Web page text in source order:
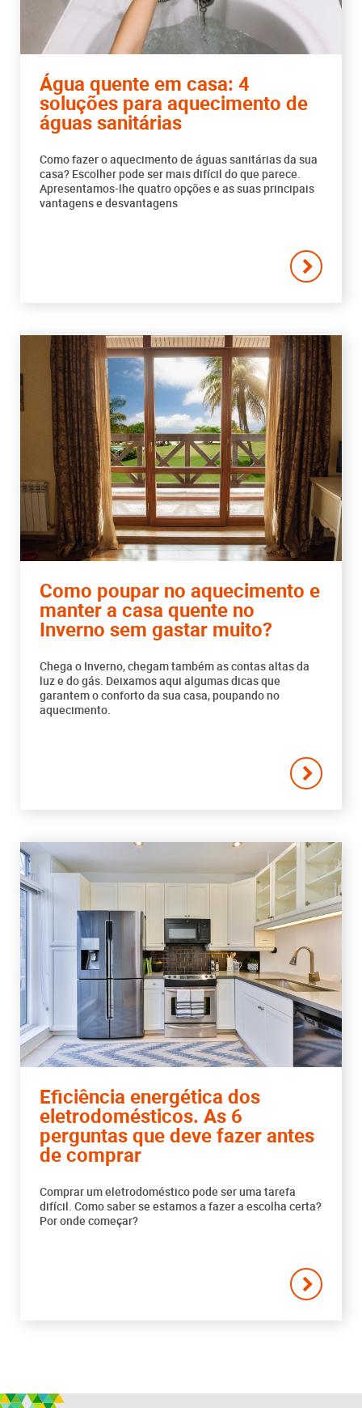
Água quente em casa: 4
soluções para aquecimento de
águas sanitárias
Como fazer o aquecimento de águas sanitárias da sua
casa? Escolher pode ser mais difícil do que parece.
Apresentamos-lhe quatro opções e as suas principais
vantagens e desvantagens
Como poupar no aquecimento e
manter a casa quente no
Inverno sem gastar muito?
Chega o Inverno, chegam também as contas altas da
luz e do gás. Deixamos aqui algumas dicas que
garantem o conforto da sua casa, poupando no
aquecimento.
Eficiência energética dos
eletrodomésticos. As 6
perguntas que deve fazer antes
de comprar
Comprar um eletrodoméstico pode ser uma tarefa
difícil. Como saber se estamos a fazer a escolha certa?
Por onde começar?